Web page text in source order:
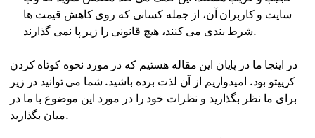
سایت و کاربران آن، از جمله کسانی که روی کاهش قیمت ها
شرط بندی می کنند، هیچ قانونی را زیر پا نمی گذارند.
در اینجا ما در پایان این مقاله هستیم که در مورد نحوه کوتاه کردن
کریپتو بود. امیدواریم از آن لذت برده باشید. شما می توانید در زیر
برای ما نظر بگذارید و نظرات خود را در مورد این موضوع با ما در
میان بگذارید.